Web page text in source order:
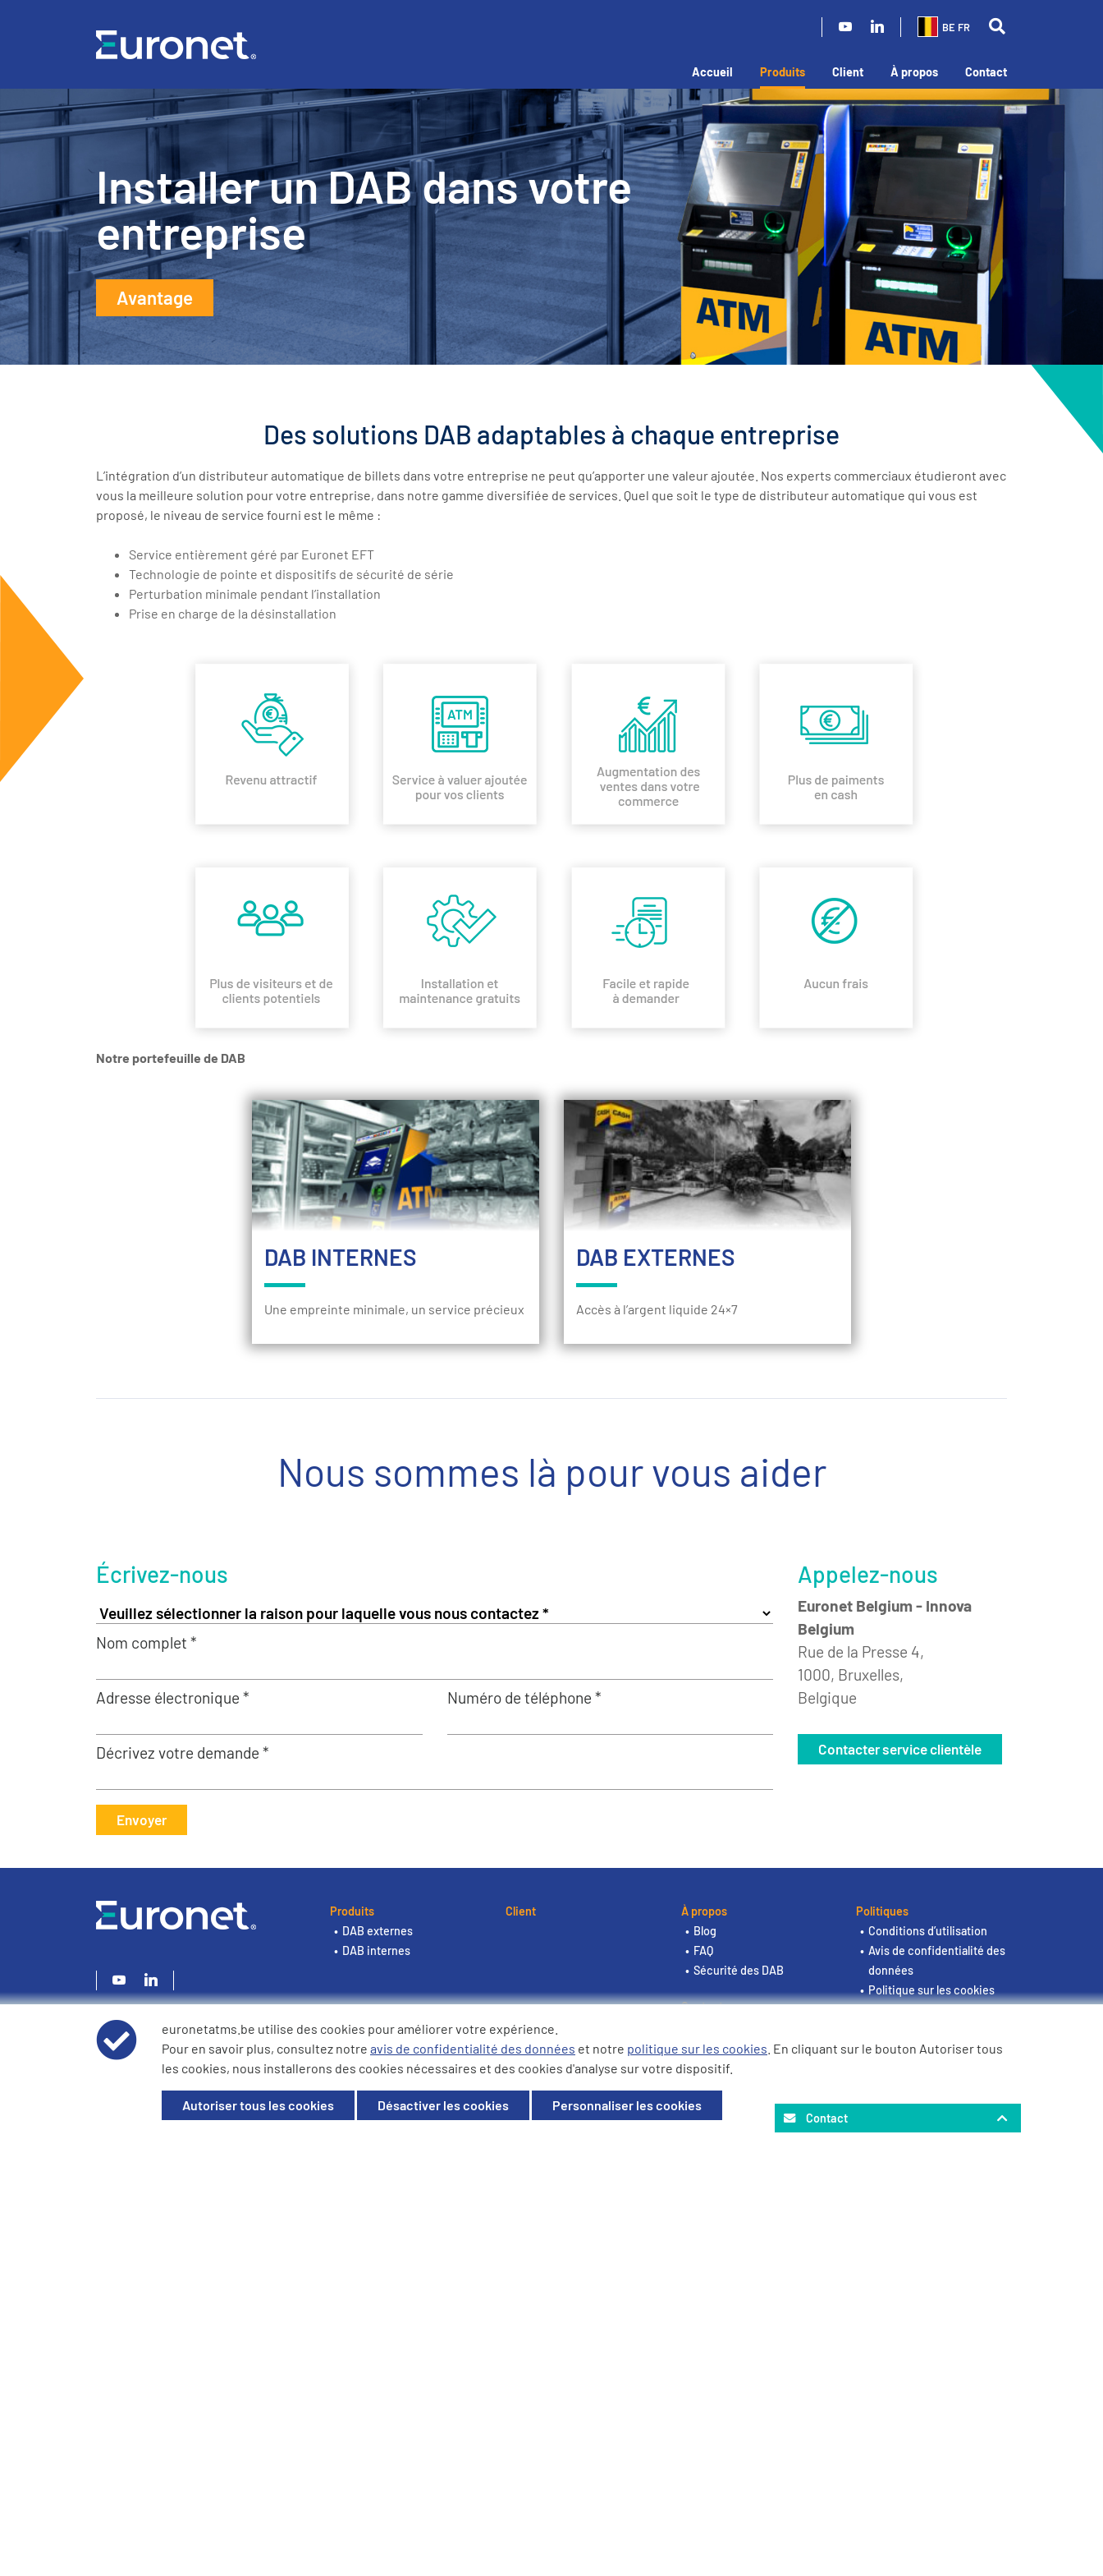
BE FR
Accueil Produits Client À propos Contact
Installer un DAB dans votre
entreprise
Avantage
Des solutions DAB adaptables à chaque entreprise
L’intégration d’un distributeur automatique de billets dans votre entreprise ne peut qu’apporter une valeur ajoutée. Nos experts commerciaux étudieront avec
vous la meilleure solution pour votre entreprise, dans notre gamme diversifiée de services. Quel que soit le type de distributeur automatique qui vous est
proposé, le niveau de service fourni est le même :
Service entièrement géré par Euronet EFT
Technologie de pointe et dispositifs de sécurité de série
Perturbation minimale pendant l’installation
Prise en charge de la désinstallation
Notre portefeuille de DAB
DAB INTERNES
Une empreinte minimale, un service précieux
DAB EXTERNES
Accès à l’argent liquide 24×7
Nous sommes là pour vous aider
Écrivez-nous
Nom complet *
Adresse électronique * Numéro de téléphone *
Décrivez votre demande *
Envoyer
Appelez-nous
Euronet Belgium - Innova
Belgium
Rue de la Presse 4,
1000, Bruxelles,
Belgique
Contacter service clientèle
Produits
DAB externes
DAB internes
Client
À propos
Blog
FAQ
Sécurité des DAB
Contact
Politiques
Conditions d’utilisation
Avis de confidentialité des
données
Politique sur les cookies
© 2026 Innova TaxFree. Tous droits réservés. Enregistré en Belgique. Entreprise n° 0506 980
396. Siège social : Rue de la Presse 4, 1000 Bruxelles, Belgique.
euronetatms.be utilise des cookies pour améliorer votre expérience.
Pour en savoir plus, consultez notre avis de confidentialité des données et notre politique sur les cookies . En cliquant sur le bouton Autoriser tous
les cookies, nous installerons des cookies nécessaires et des cookies d'analyse sur votre dispositif.
Autoriser tous les cookies Désactiver les cookies Personnaliser les cookies
Contact